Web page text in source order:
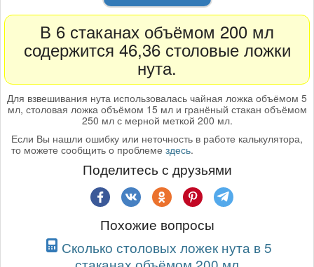
В 6 стаканах объёмом 200 мл
содержится 46,36 столовые ложки
нута.
Для взвешивания нута использовалась чайная ложка объёмом 5
мл, столовая ложка объёмом 15 мл и гранёный стакан объёмом
250 мл с мерной меткой 200 мл.
Если Вы нашли ошибку или неточность в работе калькулятора,
то можете сообщить о проблеме здесь.
Поделитесь с друзьями
Похожие вопросы
Сколько столовых ложек нута в 5